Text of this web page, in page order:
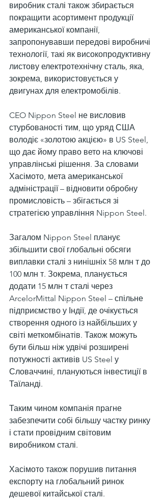
виробник сталі також збирається
покращити асортимент продукції
американської компанії,
запропонувавши передові виробничі
технології, такі як високопродуктивну
листову електротехнічну сталь, яка,
зокрема, використовується у
двигунах для електромобілів.
CEO Nippon Steel не висловив
стурбованості тим, що уряд США
володіє «золотою акцією» в US Steel,
що дає йому право вето на ключові
управлінські рішення. За словами
Хасімото, мета американської
адміністрації – відновити обробну
промисловість – збігається зі
стратегією управління Nippon Steel.
Загалом Nippon Steel планує
збільшити свої глобальні обсяги
виплавки сталі з нинішніх 58 млн т до
100 млн т. Зокрема, планується
додати 15 млн т сталі через
ArcelorMittal Nippon Steel – спільне
підприємство у Індії, де очікується
створення одного із найбільших у
світі меткомбінатів. Також можуть
бути більш ніж удвічі розширені
потужності активів US Steel у
Словаччині, плануються інвестиції в
Таїланді.
Таким чином компанія прагне
забезпечити собі більшу частку ринку
і стати провідним світовим
виробником сталі.
Хасімото також порушив питання
експорту на глобальний ринок
дешевої китайської сталі.